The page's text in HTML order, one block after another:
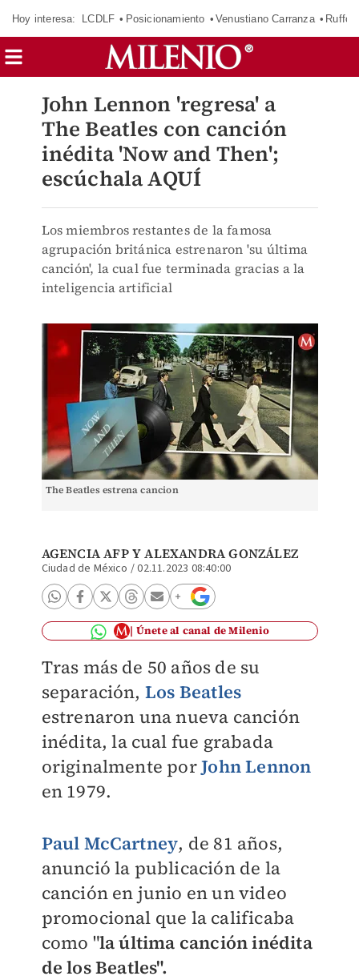
Hoy interesa: LCDLF Posicionamiento Venustiano Carranza Ruffo
John Lennon 'regresa' a
The Beatles con canción
inédita 'Now and Then';
escúchala AQUÍ
Los miembros restantes de la famosa
agrupación británica estrenaron 'su última
canción', la cual fue terminada gracias a la
inteligencia artificial
The Beatles estrena cancion
AGENCIA AFP YALEXANDRA GONZÁLEZ
Ciudad de México /02.11.2023 08:40:00
Únete al canal de Milenio
Tras más de 50 años de su
separación, Los Beatles
estrenaron una nueva canción
inédita, la cual fue grabada
originalmente porJohn Lennon
en 1979.
Paul McCartney, de 81 años,
anunció la publicación de la
canción en junio en un video
promocional que la calificaba
como "la última canción inédita
de los Beatles".